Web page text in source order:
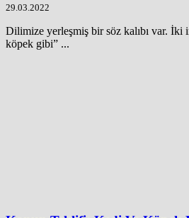
29.03.2022
Dilimize yerleşmiş bir söz kalıbı var. İki
köpek gibi” ...